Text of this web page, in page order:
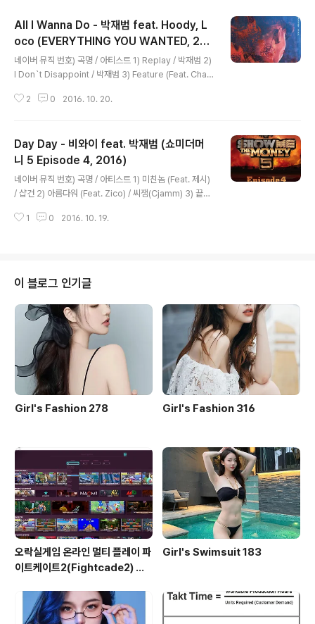
All I Wanna Do - 박재범 feat. Hoody, L
oco (EVERYTHING YOU WANTED, 201
6)
네이버 뮤직 번호) 곡명 / 아티스트 1) Replay / 박재범 2)
I Don`t Disappoint / 박재범 3) Feature (Feat. Cha
oody, Loco) / 박재범 5) Limousine (Feat. KRNFX) /
Simone) / 박재범 9) 사실은 (the truth is) / 박재범 10)
곁에 있어주길 (STAY WITH ME) / 박재범 11) DRIVE (F
eat. GRAY) / 박재범 12) AQUAMAN / 박재범 13..
2 0 2016. 10. 20.
Day Day - 비와이 feat. 박재범 (쇼미더머
니 5 Episode 4, 2016)
네이버 뮤직 번호) 곡명 / 아티스트 1) 미친놈 (Feat. 제시)
/ 샵건 2) 아름다워 (Feat. Zico) / 씨잼(Cjamm) 3) 끝
eat. Microdot) / 슈퍼비(Superbee) 5) Day Day (Pr
득했었지 미래에 대해 소망과 두려움이 내 안에 공존했을
때에 yeah yeah 그때의 난 거짓말쟁이 나를 매번 속이며
내 안엔 원하지도 않던 헛된 바램이 어느새부턴가 생겨 그
걸 따라가다 ..
1 0 2016. 10. 19.
이 블로그 인기글
Girl's Fashion 278 Girl's Fashion 316
오락실게임 온라인 멀티 플레이 파
이트케이트2(Fightcade2) 설
Girl's Swimsuit 183